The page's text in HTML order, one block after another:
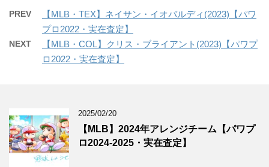
PREV
【MLB・TEX】ネイサン・イオバルディ(2023)【パワ
プロ2022・実在査定】
NEXT
【MLB・COL】クリス・ブライアント(2023)【パワプ
ロ2022・実在査定】
2025/02/20
【MLB】2024年アレンジチーム【パワプ
ロ2024-2025・実在査定】